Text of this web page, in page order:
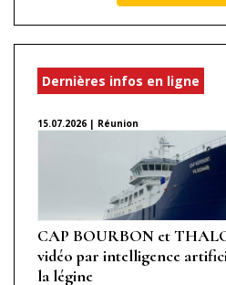
Dernières infos en ligne
15.07.2026 | Réunion
CAP BOURBON et
vidéo par intelligence
la légine